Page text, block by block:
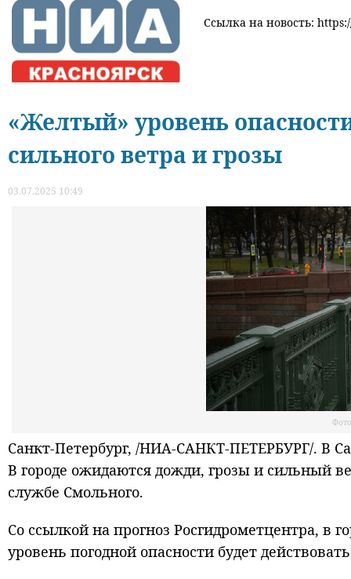
Ссылка на новость:
«Желтый» уровень
сильного ветра и грозы
03.07.2025 10:49
Санкт-Петербург, /НИА-САНКТ-ПЕТЕРБУРГ/. В
В городе ожидаются дожди, грозы и сильный
службе Смольного.
Со ссылкой на прогноз Росгидрометцентра, в
уровень погодной опасности будет